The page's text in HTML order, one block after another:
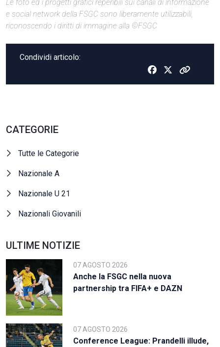
Le foto ed i progetti grafici reperibili sui canali di informazione
e social network della FSGC sono liberamente utilizzabili,
riconoscendo i diritti di immagine alla ©FSGC
Condividi articolo:
CATEGORIE
Tutte le Categorie
Nazionale A
Nazionale U 21
Nazionali Giovanili
ULTIME NOTIZIE
07 AGOSTO 2026
Anche la FSGC nella nuova
partnership tra FIFA+ e DAZN
07 AGOSTO 2026
Conference League: Prandelli illude,